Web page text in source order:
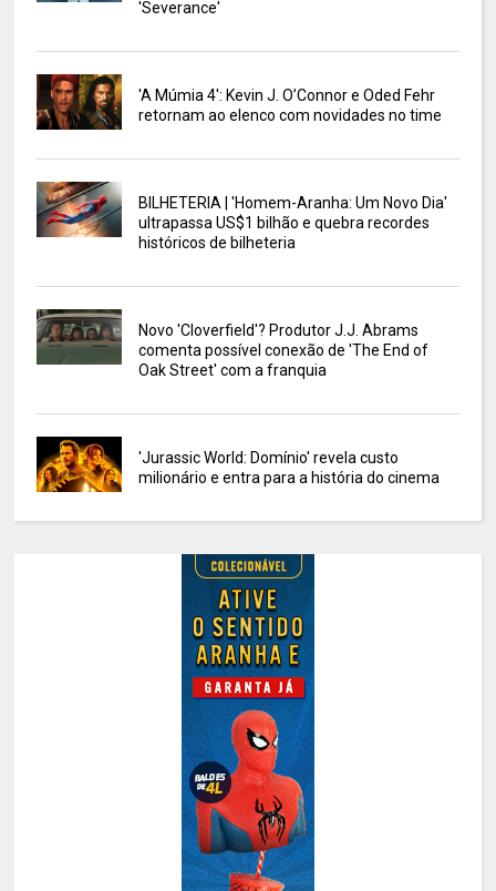
'Severance'
'A Múmia 4': Kevin J. O’Connor e Oded Fehr
retornam ao elenco com novidades no time
BILHETERIA | 'Homem-Aranha: Um Novo Dia'
ultrapassa US$1 bilhão e quebra recordes
históricos de bilheteria
Novo 'Cloverfield'? Produtor J.J. Abrams
comenta possível conexão de 'The End of
Oak Street' com a franquia
'Jurassic World: Domínio' revela custo
milionário e entra para a história do cinema